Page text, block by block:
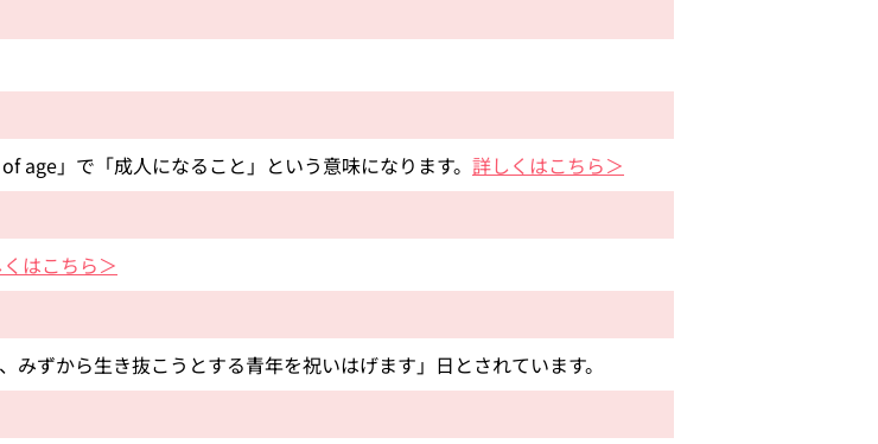
」で「成人になること」という意味になります。 詳しくはこちら＞
はこちら＞
ずから生き抜こうとする青年を祝いはげます」日とされています。